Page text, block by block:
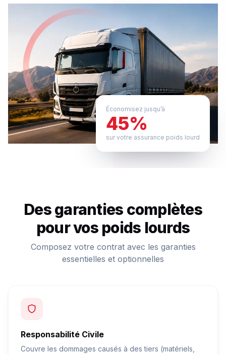
Économisez jusqu’à
45%
sur votre assurance poids lourd
Des garanties complètes
pour vos poids lourds
Composez votre contrat avec les garanties
essentielles et optionnelles
Responsabilité Civile
Couvre les dommages causés à des tiers (matériels,